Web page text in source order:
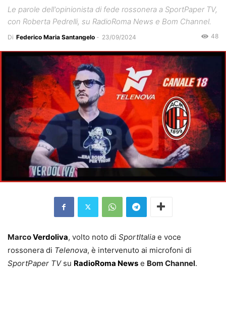
Le parole dell'opinionista di fede rossonera a SportPaper TV,
con Roberta Pedrelli, su RadioRoma News e Bom Channel.
Di Federico Maria Santangelo - 23/09/2024 48
MarcoVerdoliva, volto noto di SportItalia e voce
rossonera di Telenova, è intervenuto ai microfoni di
SportPaper TVsu RadioRoma News e Bom Channel.